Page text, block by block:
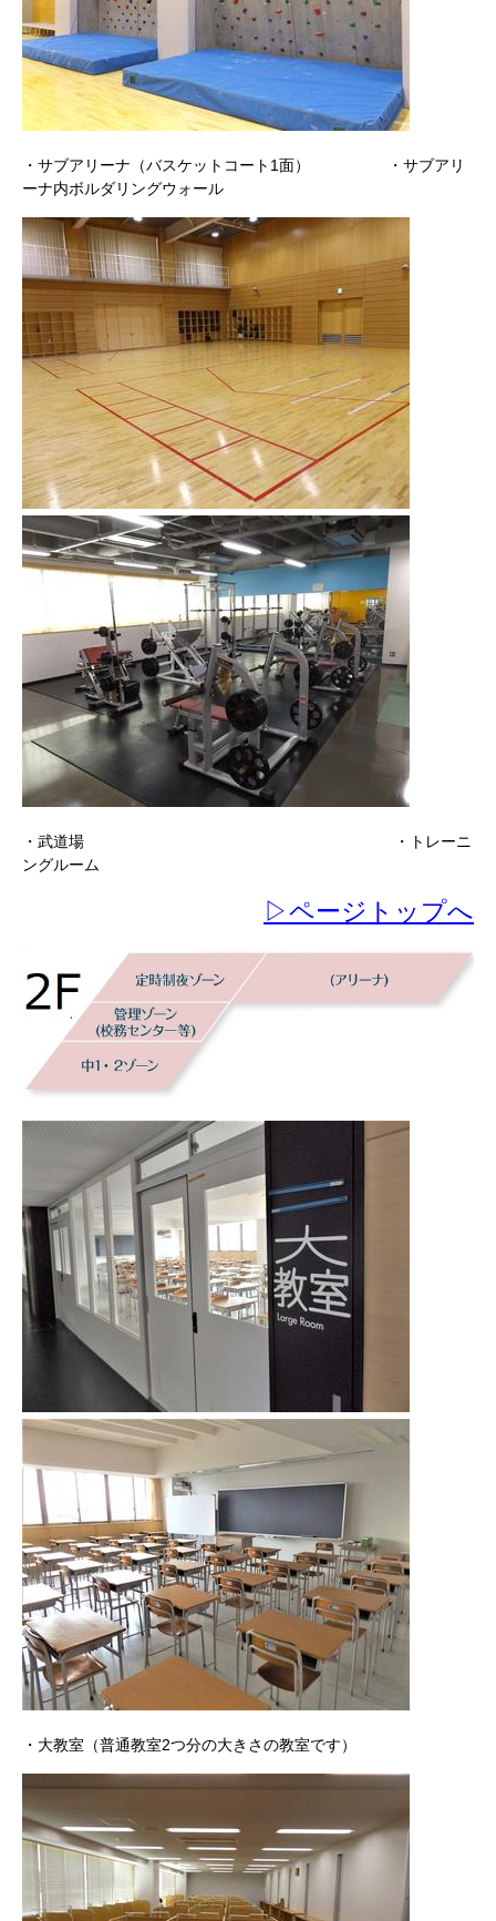
・サブアリーナ（バスケットコート1面） ・サブアリ
ーナ内ボルダリングウォール
・武道場 ・トレーニ
ングルーム
▷ページトップへ
・大教室（普通教室2つ分の大きさの教室です）